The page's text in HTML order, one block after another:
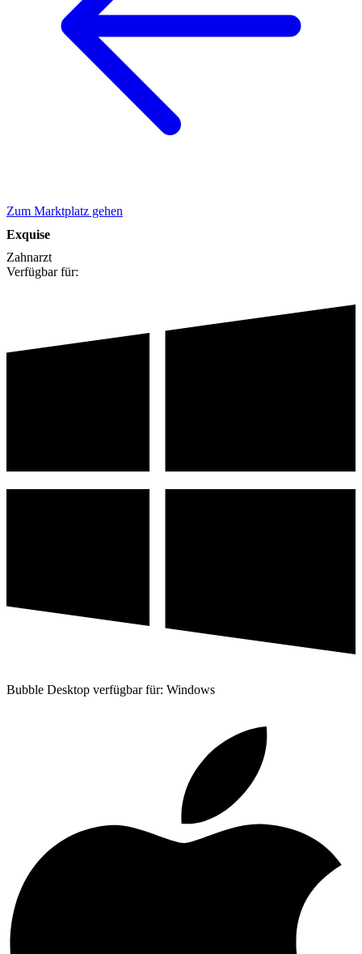
Zum Marktplatz gehen
Exquise
Zahnarzt
Verfügbar für:
Bubble Desktop verfügbar für: Windows